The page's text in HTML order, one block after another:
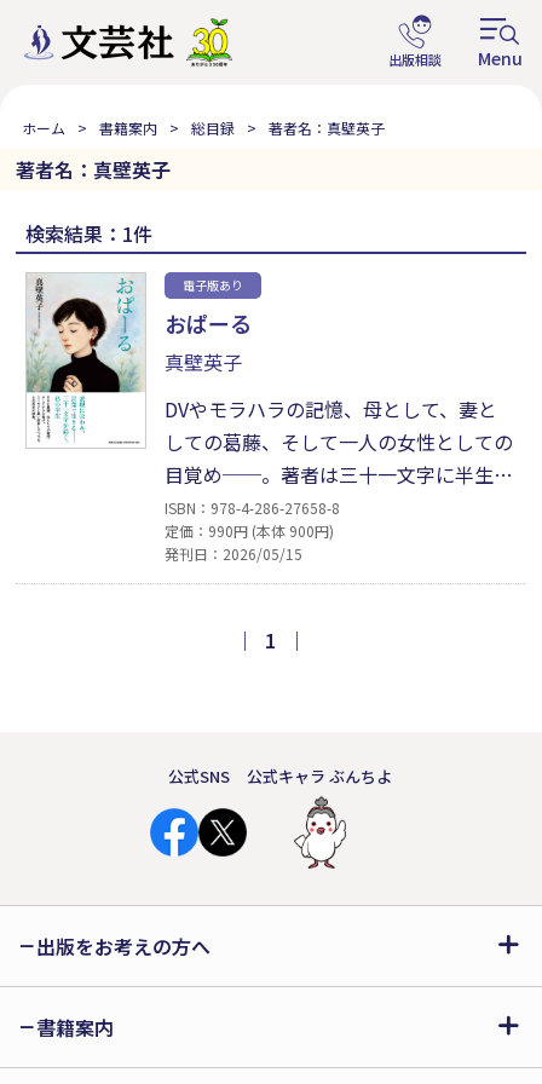
ホーム 書籍案内 総目録 著者名：真壁英子
著者名：真壁英子
検索結果：1件
電子版あり
おぱーる
真壁英子
DVやモラハラの記憶、母として、妻と
しての葛藤、そして一人の女性としての
目覚め──。著者は三十一文字に半生の
痛みと再生を刻む。ユーモアと想像力を
たたえた歌は、孤独や解放の実感を瑞々
しく描き出し、読む者の胸を打つ。好奇
大成ともいえる重厚な短歌集。現代を生
ISBN：978-4-286-27658-8
定価：990円 (本体 900円)
発刊日：2026/05/15
｜ 1 ｜
公式SNS 公式キャラ ぶんちよ
出版をお考えの方へ
書籍案内